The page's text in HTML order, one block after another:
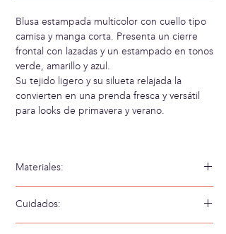
Blusa estampada multicolor con cuello tipo
camisa y manga corta. Presenta un cierre
frontal con lazadas y un estampado en tonos
verde, amarillo y azul.
Su tejido ligero y su silueta relajada la
convierten en una prenda fresca y versátil
para looks de primavera y verano.
Materiales:
Cuidados: